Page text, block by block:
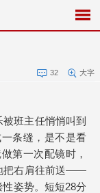
32 大字
班主任悄悄叫到
条缝，是不是看
第一次配镜时，
把右肩往前送——
姿势。短短28分